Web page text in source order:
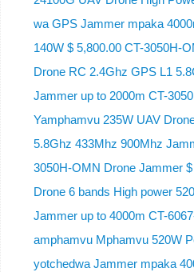
wa GPS Jammer mpaka
140W $ 5,800.00 CT-3050H-
Drone RC 2.4Ghz GPS L1
Jammer up to 2000m CT-
Yamphamvu 235W UAV
5.8Ghz 433Mhz 900Mhz
3050H-OMN Drone Jammer
Drone 6 bands High power
Jammer up to 4000m CT-
amphamvu Mphamvu 520W
yotchedwa Jammer mpaka